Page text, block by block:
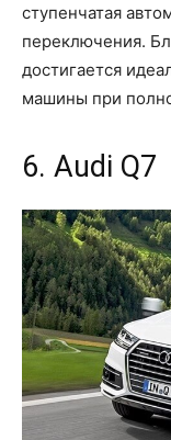
ступенчатая
переключения.
достигается
машины при
6. Audi Q7